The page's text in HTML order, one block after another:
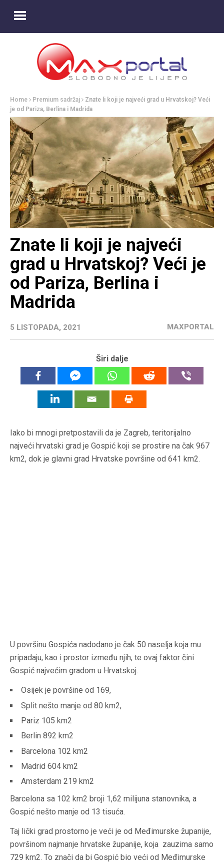
Home Premium sadržaj
Znate li koji je najveći grad u Hrvatskoj? Veći
je od Pariza, Berlina i Madrida
Znate li koji je najveći
grad u Hrvatskoj? Veći je
od Pariza, Berlina i
Madrida
5 LISTOPADA, 2021 MAXPORTAL
Širi dalje
Iako bi mnogi pretpostavili da je Zagreb, teritorijalno
najveći hrvatski grad je Gospić koji se prostire na čak 967
km2, dok je glavni grad Hrvatske površine od 641 km2.
U površinu Gospića nadodano je čak 50 naselja koja mu
pripadaju, kao i prostor između njih, te ovaj faktor čini
Gospić najvećim gradom u Hrvatskoj.
Osijek je površine od 169,
Split nešto manje od 80 km2,
Pariz 105 km2
Berlin 892 km2
Barcelona 102 km2
Madrid 604 km2
Amsterdam 219 km2
Barcelona sa 102 km2 broji 1,62 milijuna stanovnika, a
Gospić nešto manje od 13 tisuća.
Taj lički grad prostorno je veći je od Međimurske županije,
površinom najmanje hrvatske županije, koja zauzima samo
729 km2. To znači da bi Gospić bio veći od Međimurske